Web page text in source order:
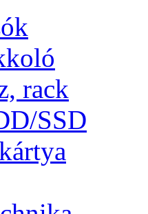
rack
SSD